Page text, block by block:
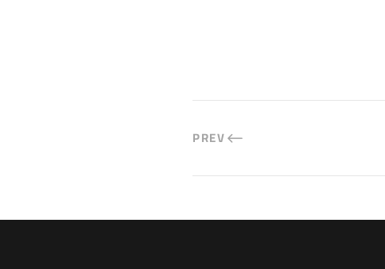
PREV